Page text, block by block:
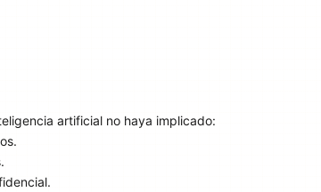
artificial no haya implicado: